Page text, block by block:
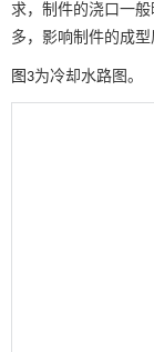
求，制件的浇口一
多，影响制件的成型
图3为冷却水路图。